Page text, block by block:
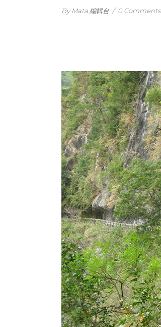
By Mata 編輯台 / 0 Comments